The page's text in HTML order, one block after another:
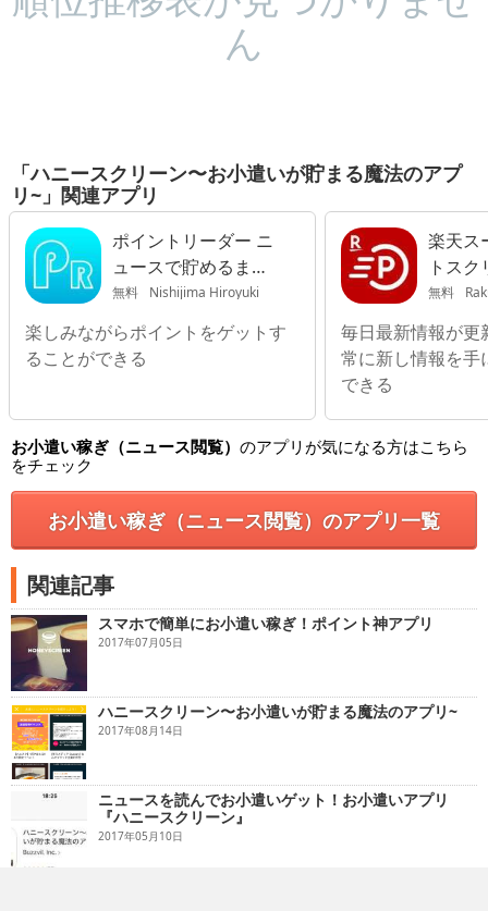
ん
「ハニースクリーン〜お小遣いが貯まる魔法のアプ
リ~」関連アプリ
ポイントリーダー ニ
ュースで貯めるまと
めアプリ
無料 Nishijima Hiroyuki
楽しみながらポイントをゲットす
ることができる
楽天ス
トス
無料
毎日最新情報が更
常に新し情報を手
できる
お小遣い稼ぎ（ニュース閲覧） のアプリが気になる方はこちら
をチェック
お小遣い稼ぎ（ニュース閲覧）のアプリ一覧
関連記事
スマホで簡単にお小遣い稼ぎ！ポイント神アプリ
2017年07月05日
ハニースクリーン〜お小遣いが貯まる魔法のアプリ~
2017年08月14日
ニュースを読んでお小遣いゲット！お小遣いアプリ
『ハニースクリーン』
2017年05月10日